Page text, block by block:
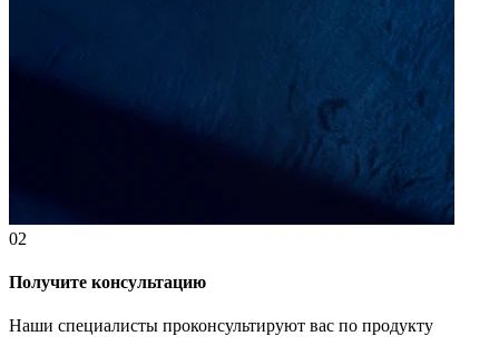
02
Получите консультацию
Наши специалисты проконсультируют вас по продукту